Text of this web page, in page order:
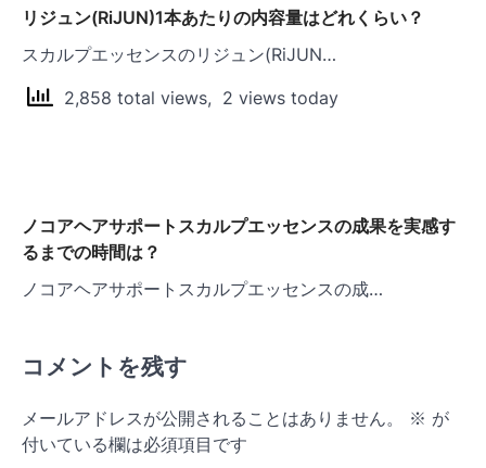
ン
リジュン(RiJUN)1本あたりの内容量はどれくらい？
スカルプエッセンスのリジュン(RiJUN…
2,858 total views, 2 views today
ノコアヘアサポートスカルプエッセンスの成果を実感す
るまでの時間は？
ノコアヘアサポートスカルプエッセンスの成…
コメントを残す
メールアドレスが公開されることはありません。 ※ が
付いている欄は必須項目です